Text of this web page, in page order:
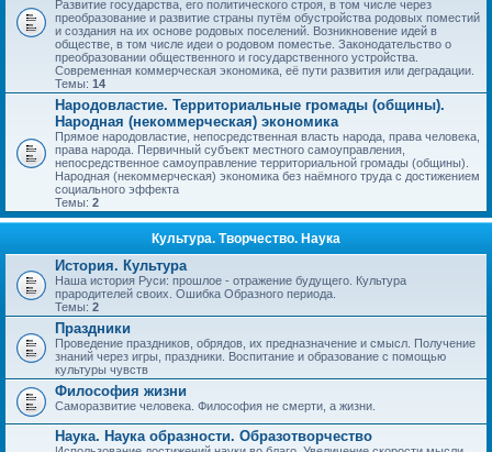
Развитие государства, его политического строя, в том числе через
преобразование и развитие страны путём обустройства родовых поместий
и создания на их основе родовых поселений. Возникновение идей в
обществе, в том числе идеи о родовом поместье. Законодательство о
преобразовании общественного и государственного устройства.
Современная коммерческая экономика, её пути развития или деградации.
Темы: 14
Народовластие. Территориальные громады (общины).
Народная (некоммерческая) экономика
Прямое народовластие, непосредственная власть народа, права человека,
права народа. Первичный субъект местного самоуправления,
непосредственное самоуправление территориальной громады (общины).
Народная (некоммерческая) экономика без наёмного труда с достижением
социального эффекта
Темы: 2
Культура. Творчество. Наука
История. Культура
Наша история Руси: прошлое - отражение будущего. Культура
прародителей своих. Ошибка Образного периода.
Темы: 2
Праздники
Проведение праздников, обрядов, их предназначение и смысл. Получение
знаний через игры, праздники. Воспитание и образование с помощью
культуры чувств
Философия жизни
Саморазвитие человека. Философия не смерти, а жизни.
Наука. Наука образности. Образотворчество